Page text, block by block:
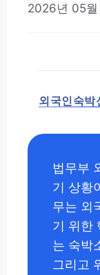
2026년 05월
외국인숙박
법무부
기 상황
무는 외
기 위한
는 숙박
그리고